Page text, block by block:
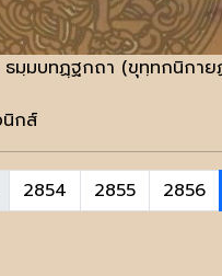
มฺมบทฏฺฐกถา (ขุทฺทกนิกาย
นิกส์
2854 2855 2856